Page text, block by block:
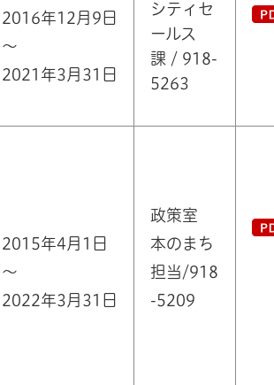
2016年12月9日
～
2021年3月31日
シティセ
ールス
課 / 918-
5263
2015年4月1日
～
2022年3月31日
政策室
本のまち
担当/918
-5209